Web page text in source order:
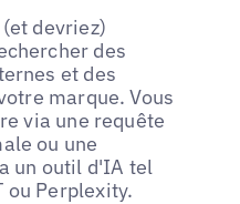
devriez)
des
et des
marque. Vous
via une requête
ou une
un outil d'IA tel
ou Perplexity.